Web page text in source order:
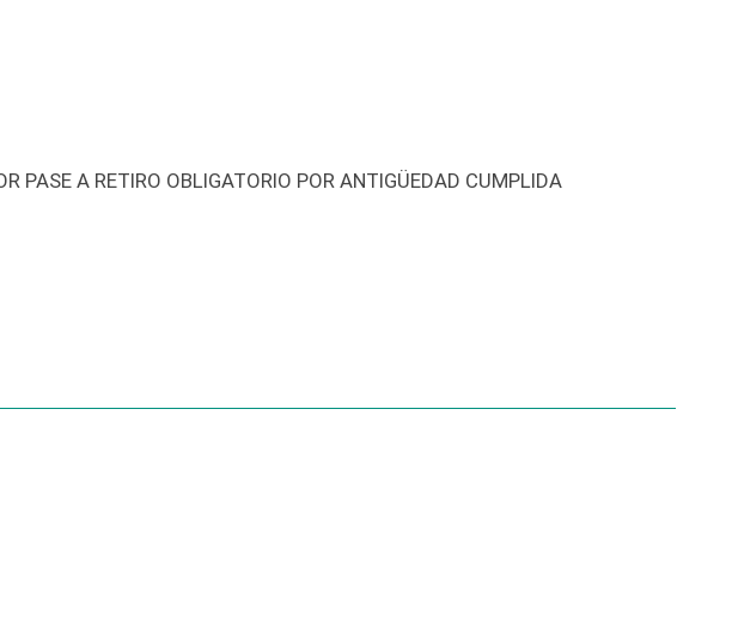
PASE A RETIRO OBLIGATORIO POR ANTIGÜEDAD CUMPLIDA